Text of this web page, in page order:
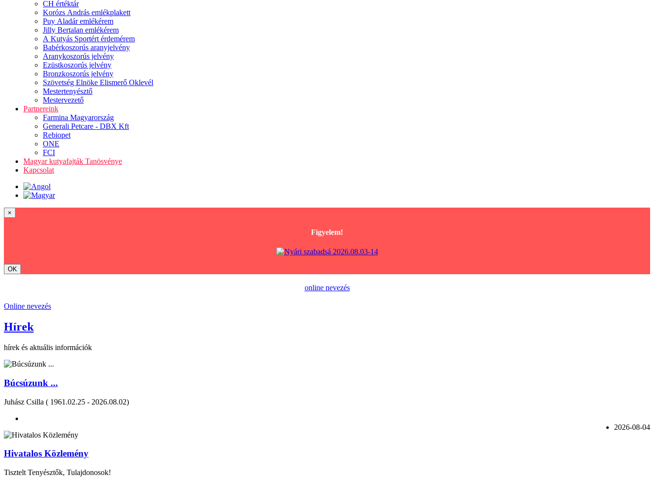
CH értéktár
Korózs András emlékplakett
Puy Aladár emlékérem
Jilly Bertalan emlékérem
A Kutyás Sportért érdemérem
Babérkoszorús aranyjelvény
Aranykoszorús jelvény
Ezüstkoszorús jelvény
Bronzkoszorús jelvény
Szövetség Elnöke Elismerő Oklevél
Mestertenyésztő
Mestervezető
Partnereink
Farmina Magyarország
Generali Petcare - DBX Kft
Rebiopet
ONE
FCI
Magyar kutyafajták Tanösvénye
Kapcsolat
×
Figyelem!
OK
online nevezés
Online nevezés
Hírek
hírek és aktuális információk
Búcsúzunk ...
Juhász Csilla ( 1961.02.25 - 2026.08.02)
2026-08-04
Hivatalos Közlemény
Tisztelt Tenyésztők, Tulajdonosok!